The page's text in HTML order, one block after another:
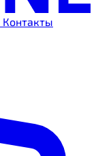
Контакты